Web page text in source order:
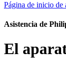
Página de inicio de
Asistencia de
El